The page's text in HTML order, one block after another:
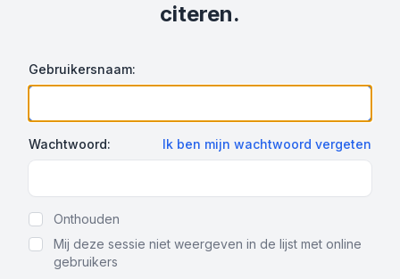
citeren.
Gebruikersnaam:
Wachtwoord: Ik ben mijn wachtwoord vergeten
Onthouden
Mij deze sessie niet weergeven in de lijst met online
gebruikers